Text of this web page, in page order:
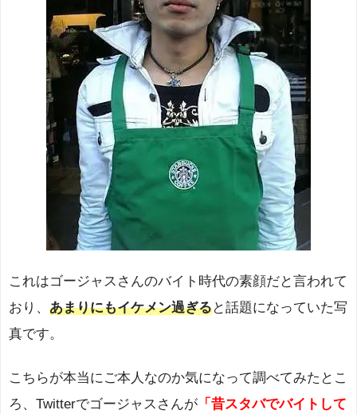
これはゴージャスさんのバイト時代の素顔だと言われて
おり、 あまりにもイケメン過ぎると話題になっていた写
真です。
こちらが本当にご本人なのか気になって調べてみたとこ
ろ、Twitterでゴージャスさんが 「昔スタバでバイトして